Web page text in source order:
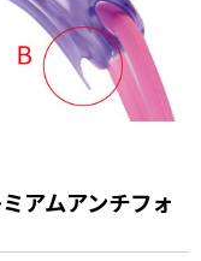
アムアンチフォ